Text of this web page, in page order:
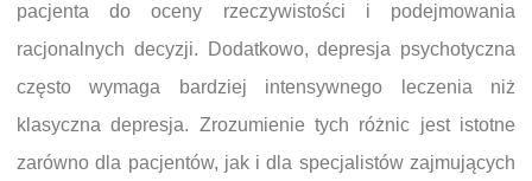
pacjenta do oceny rzeczywistości i podejmowania
racjonalnych decyzji. Dodatkowo, depresja psychotyczna
często wymaga bardziej intensywnego leczenia niż
klasyczna depresja. Zrozumienie tych różnic jest istotne
zarówno dla pacjentów, jak i dla specjalistów zajmujących